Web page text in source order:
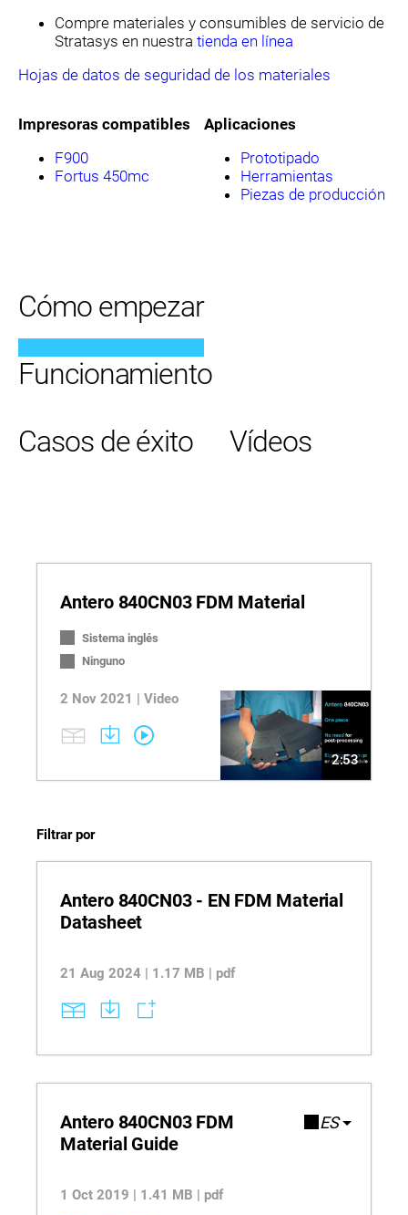
Compre materiales y consumibles de servicio de
Stratasys en nuestra tienda en línea
Hojas de datos de seguridad de los materiales
Impresoras compatibles
F900
Fortus 450mc
Aplicaciones
Prototipado
Herramientas
Piezas de producción
Cómo empezar
Funcionamiento
Casos de éxito
Vídeos
Antero 840CN03 FDM Material
Sistema inglés
Ninguno
2 Nov 2021 | Video
2:53
Filtrar por
Antero 840CN03 - EN FDM Material
Datasheet
21 Aug 2024 | 1.17 MB | pdf
Antero 840CN03 FDM
Material Guide
ES
1 Oct 2019 | 1.41 MB | pdf